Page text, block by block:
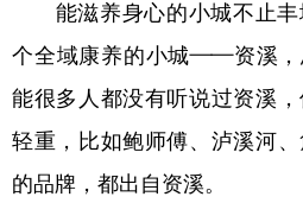
能滋养身心的小城不止丰
个全域康养的小城——资溪，
能很多人都没有听说过资溪
轻重，比如鲍师傅、泸溪河
的品牌，都出自资溪。